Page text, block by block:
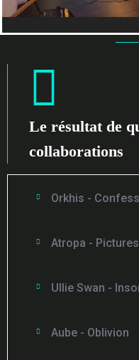
Le résultat de
collaborations
Orkhis -
Atropa - Pictures
Ullie Swan -
Aube - Oblivion